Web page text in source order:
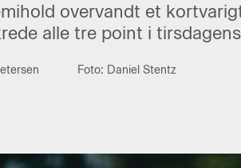
overvandt et
alle tre point i
Foto: Daniel Stentz